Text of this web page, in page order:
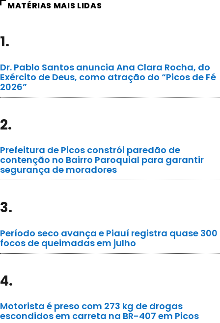
MATÉRIAS MAIS LIDAS
1.
Dr. Pablo Santos anuncia Ana Clara Rocha, do
Exército de Deus, como atração do “Picos de Fé
2026”
2.
Prefeitura de Picos constrói paredão de
contenção no Bairro Paroquial para garantir
segurança de moradores
3.
Período seco avança e Piauí registra quase 300
focos de queimadas em julho
4.
Motorista é preso com 273 kg de drogas
escondidos em carreta na BR-407 em Picos